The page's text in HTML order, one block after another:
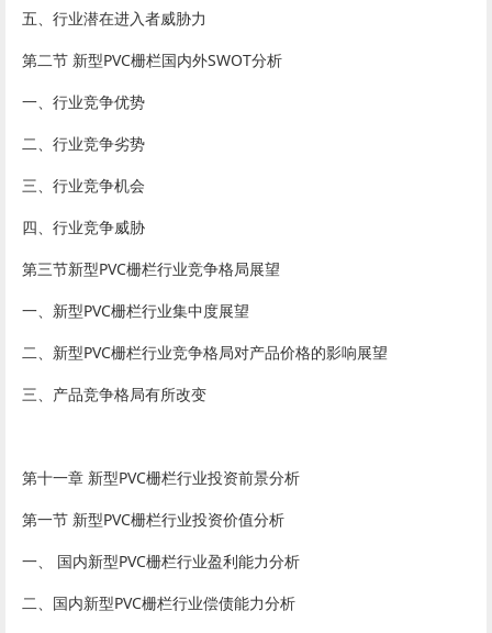
五、行业潜在进入者威胁力
第二节 新型PVC栅栏国内外SWOT分析
一、行业竞争优势
二、行业竞争劣势
三、行业竞争机会
四、行业竞争威胁
第三节新型PVC栅栏行业竞争格局展望
一、新型PVC栅栏行业集中度展望
二、新型PVC栅栏行业竞争格局对产品价格的影响展望
三、产品竞争格局有所改变
第十一章 新型PVC栅栏行业投资前景分析
第一节 新型PVC栅栏行业投资价值分析
一、 国内新型PVC栅栏行业盈利能力分析
二、国内新型PVC栅栏行业偿债能力分析